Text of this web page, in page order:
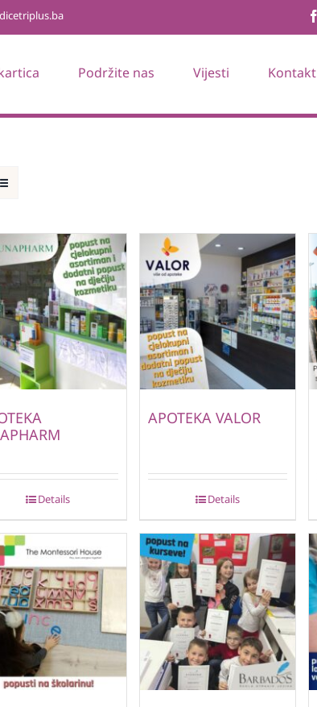
Podržite nas Vijesti Kontakt
Details
APOTEKA VALOR
Details